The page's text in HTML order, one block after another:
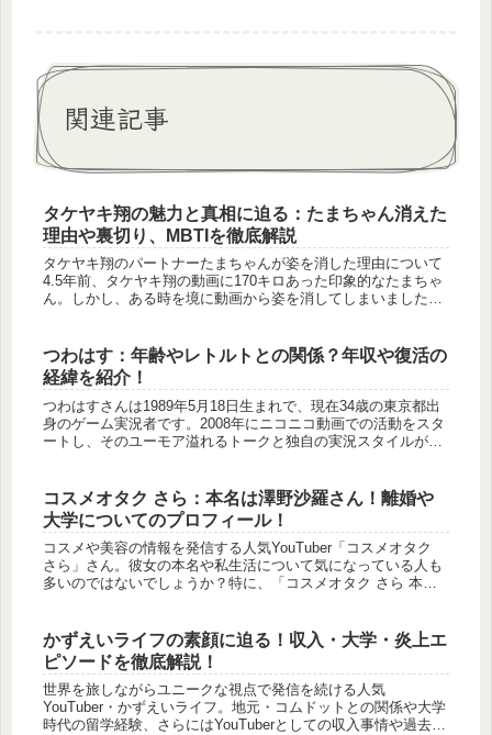
関連記事
タケヤキ翔の魅力と真相に迫る：たまちゃん消えた
理由や裏切り、MBTIを徹底解説
タケヤキ翔のパートナーたまちゃんが姿を消した理由について
4.5年前、タケヤキ翔の動画に170キロあった印象的なたまちゃ
ん。しかし、ある時を境に動画から姿を消してしまいました。
つわはす：年齢やレトルトとの関係？年収や復活の
経緯を紹介！
つわはすさんは1989年5月18日生まれで、現在34歳の東京都出
身のゲーム実況者です。2008年にニコニコ動画での活動をスタ
ートし、そのユーモア溢れるトークと独自の実況スタイルが視
コスメオタク さら：本名は澤野沙羅さん！離婚や
大学についてのプロフィール！
コスメや美容の情報を発信する人気YouTuber「コスメオタク
さら」さん。彼女の本名や私生活について気になっている人も
多いのではないでしょうか？特に、「コスメオタク さら 本名
かずえいライフの素顔に迫る！収入・大学・炎上エ
ピソードを徹底解説！
世界を旅しながらユニークな視点で発信を続ける人気
YouTuber・かずえいライフ。地元・コムドットとの関係や大学
時代の留学経験、さらにはYouTuberとしての収入事情や過去の